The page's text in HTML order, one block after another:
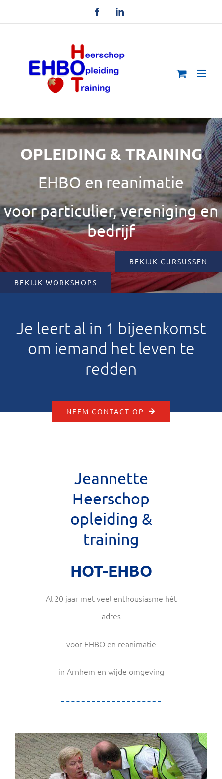
naar
FacebookLinkedIn
OPLEIDING & TRAINING
EHBO en reanimatie
voor particulier, vereniging en
bedrijf
BEKIJK CURSUSSEN
BEKIJK WORKSHOPS
Je leert al in 1 bijeenkomst
om iemand het leven te
redden
NEEM CONTACT OP
Jeannette
Heerschop
opleiding &
training
HOT-EHBO
Al 20 jaar met veel enthousiasme hét
adres
voor EHBO en reanimatie
in Arnhem en wijde omgeving